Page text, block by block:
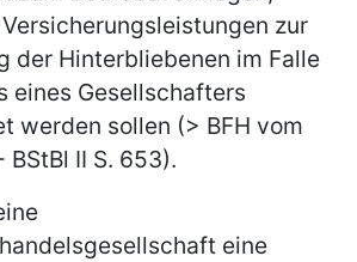
zur
der Hinterbliebenen im Falle
eines Gesellschafters
werden sollen (> BFH vom
BStBl II S. 653).
eine